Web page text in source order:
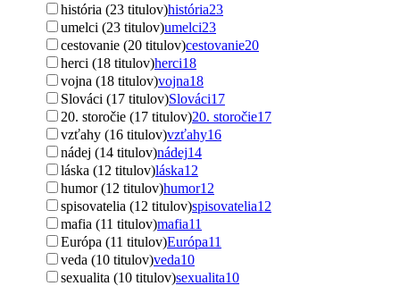
história (23 titulov)história23
umelci (23 titulov)umelci23
cestovanie (20 titulov)cestovanie20
herci (18 titulov)herci18
vojna (18 titulov)vojna18
Slováci (17 titulov)Slováci17
20. storočie (17 titulov)20. storočie17
vzťahy (16 titulov)vzťahy16
nádej (14 titulov)nádej14
láska (12 titulov)láska12
humor (12 titulov)humor12
spisovatelia (12 titulov)spisovatelia12
mafia (11 titulov)mafia11
Európa (11 titulov)Európa11
veda (10 titulov)veda10
sexualita (10 titulov)sexualita10